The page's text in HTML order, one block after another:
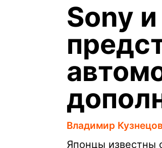
Sony
Владимир Кузнецов
Японцы известны